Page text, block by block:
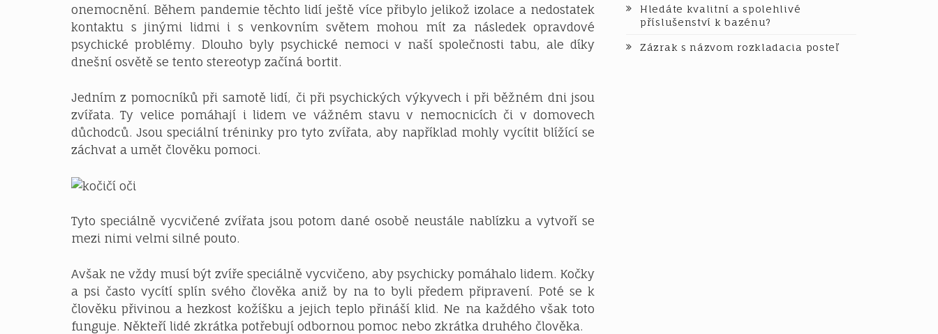
onemocnění. Během pandemie těchto lidí ještě více přibylo jelikož izolace a nedostatek
kontaktu s jinými lidmi i s venkovním světem mohou mít za následek opravdové
psychické problémy. Dlouho byly psychické nemoci v naší společnosti tabu, ale díky
dnešní osvětě se tento stereotyp začíná bortit.
Jedním z pomocníků při samotě lidí, či při psychických výkyvech i při běžném dni jsou
zvířata. Ty velice pomáhají i lidem ve vážném stavu v nemocnicích či v domovech
důchodců. Jsou speciální tréninky pro tyto zvířata, aby například mohly vycítit blížící se
záchvat a umět člověku pomoci.
Tyto speciálně vycvičené zvířata jsou potom dané osobě neustále nablízku a vytvoří se
mezi nimi velmi silné pouto.
Avšak ne vždy musí být zvíře speciálně vycvičeno, aby psychicky pomáhalo lidem. Kočky
a psi často vycítí splín svého člověka aniž by na to byli předem připravení. Poté se k
člověku přivinou a hezkost kožíšku a jejich teplo přináší klid. Ne na každého však toto
funguje. Někteří lidé zkrátka potřebují odbornou pomoc nebo zkrátka druhého člověka.
Hledáte kvalitní a spolehlivé
příslušenství k bazénu?
Zázrak s názvom rozkladacia posteľ